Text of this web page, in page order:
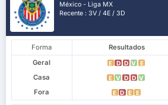
México - Liga MX
Recente : 3V / 4E / 3D
Forma Resultados
Geral
E D D V E
Casa E V D D V
Fora E D E E